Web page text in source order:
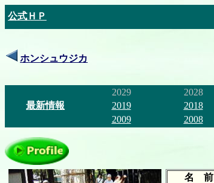
公式ＨＰ
ホンシュウジカ
最新情報
2029 2028
2019
2018
2009
2008
名 前